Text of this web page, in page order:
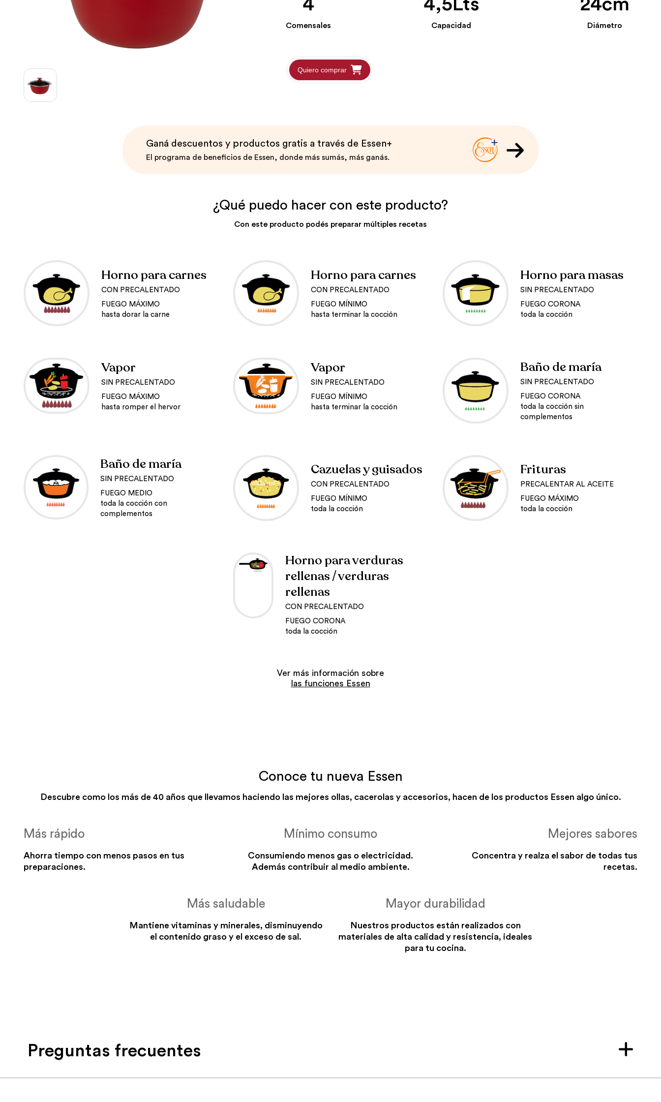
4
Comensales
4,5Lts
Capacidad
24cm
Diámetro
Quiero comprar
Ganá descuentos y productos gratis a través de Essen+
El programa de beneficios de Essen, donde más sumás, más ganás.
¿Qué puedo hacer con este producto?
Con este producto podés preparar múltiples recetas
Horno para carnes
CON PRECALENTADO
FUEGO MÁXIMO
hasta dorar la carne
Horno para carnes
CON PRECALENTADO
FUEGO MÍNIMO
hasta terminar la cocción
Horno para masas
SIN PRECALENTADO
FUEGO CORONA
toda la cocción
Vapor
SIN PRECALENTADO
FUEGO MÁXIMO
hasta romper el hervor
Vapor
SIN PRECALENTADO
FUEGO MÍNIMO
hasta terminar la cocción
Baño de maría
SIN PRECALENTADO
FUEGO CORONA
toda la cocción sin
complementos
Baño de maría
SIN PRECALENTADO
FUEGO MEDIO
toda la cocción con
complementos
Cazuelas y guisados
CON PRECALENTADO
FUEGO MÍNIMO
toda la cocción
Frituras
PRECALENTAR AL ACEITE
FUEGO MÁXIMO
toda la cocción
Horno para verduras
rellenas / verduras
rellenas
CON PRECALENTADO
FUEGO CORONA
toda la cocción
Ver más información sobre
las funciones Essen
Conoce tu nueva Essen
Descubre como los más de 40 años que llevamos haciendo las mejores ollas, cacerolas y accesorios, hacen de los productos Essen algo único.
Más rápido
Ahorra tiempo con menos pasos en tus
preparaciones.
Mínimo consumo
Consumiendo menos gas o electricidad.
Además contribuir al medio ambiente.
Mejores sabores
Concentra y realza el sabor de todas tus
recetas.
Más saludable
Mantiene vitaminas y minerales, disminuyendo
el contenido graso y el exceso de sal.
Mayor durabilidad
Nuestros productos están realizados con
materiales de alta calidad y resistencia, ideales
para tu cocina.
Preguntas frecuentes